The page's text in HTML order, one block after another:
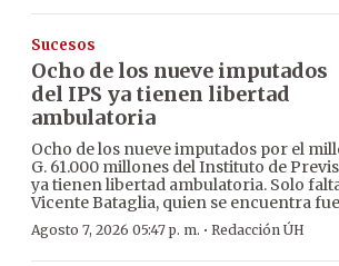
Sucesos
Ocho de los nueve imputados
del IPS ya tienen libertad
ambulatoria
Ocho de los nueve imputados por el
G. 61.000 millones del Instituto de
ya tienen libertad ambulatoria. Solo
Vicente Bataglia, quien se encuentra
Agosto 7, 2026 05:47 p. m. · Redacción ÚH